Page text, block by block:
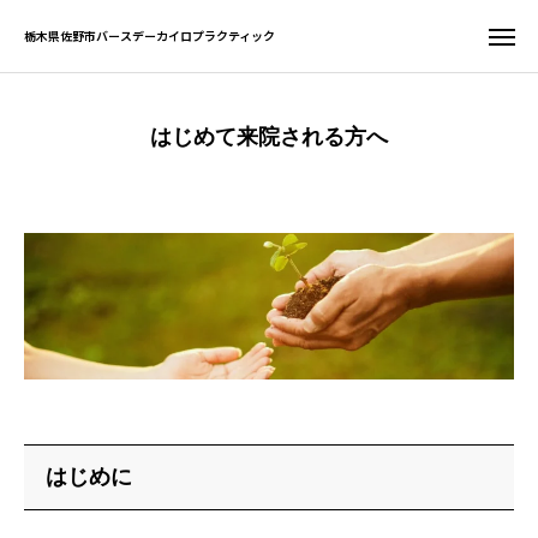
栃木県佐野市バースデーカイロプラクティック
はじめて来院される方へ
はじめに
栃木県佐野市バースデーカイロプラクティック
ホーム